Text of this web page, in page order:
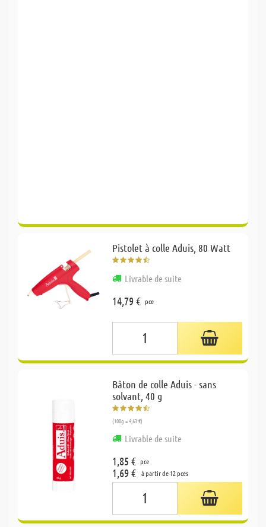
Pistolet à colle Aduis, 80 Watt
Livrable de suite
14,79 € pce
Bâton de colle Aduis - sans
solvant, 40 g
(100g = 4,63 €)
Livrable de suite
1,85 € pce
1,69 € à partir de 12 pces